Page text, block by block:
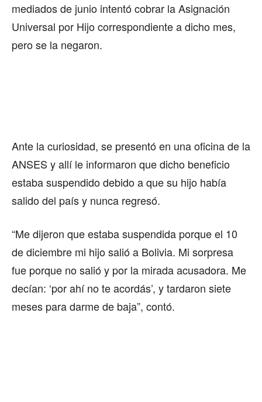
mediados de junio intentó cobrar la Asignación
Universal por Hijo correspondiente a dicho mes,
pero se la negaron.
Ante la curiosidad, se presentó en una oficina de la
ANSES y allí le informaron que dicho beneficio
estaba suspendido debido a que su hijo había
salido del país y nunca regresó.
“Me dijeron que estaba suspendida porque el 10
de diciembre mi hijo salió a Bolivia. Mi sorpresa
fue porque no salió y por la mirada acusadora. Me
decían: ‘por ahí no te acordás’, y tardaron siete
meses para darme de baja”, contó.